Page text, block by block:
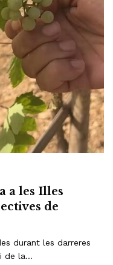
a les Illes
de
durant les darreres
de la…